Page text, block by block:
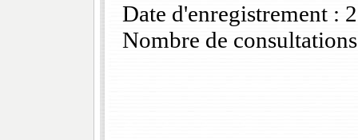
Date d'enregistrement :
Nombre de